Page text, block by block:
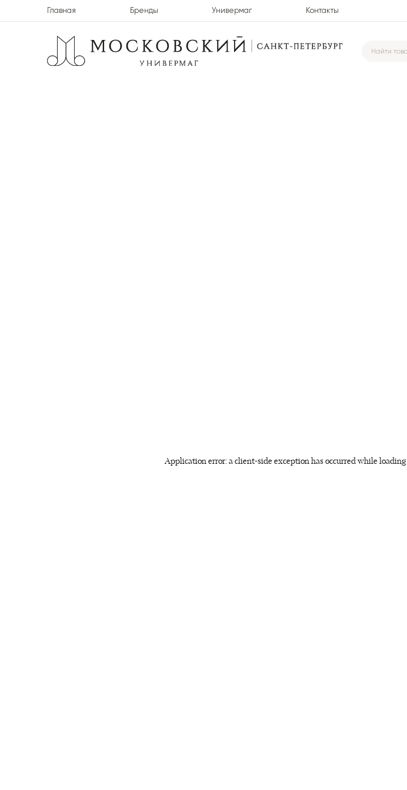
Главная Бренды Универмаг Контакты
Application error: a client-side exception has occurred while loading